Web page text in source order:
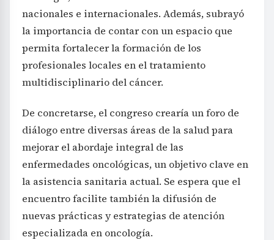
nacionales e internacionales. Además, subrayó
la importancia de contar con un espacio que
permita fortalecer la formación de los
profesionales locales en el tratamiento
multidisciplinario del cáncer.
De concretarse, el congreso crearía un foro de
diálogo entre diversas áreas de la salud para
mejorar el abordaje integral de las
enfermedades oncológicas, un objetivo clave en
la asistencia sanitaria actual. Se espera que el
encuentro facilite también la difusión de
nuevas prácticas y estrategias de atención
especializada en oncología.